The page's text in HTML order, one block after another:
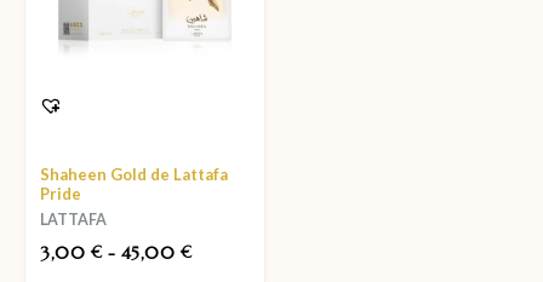
Shaheen Gold de Lattafa
Pride
LATTAFA
3,00 € - 45,00 €